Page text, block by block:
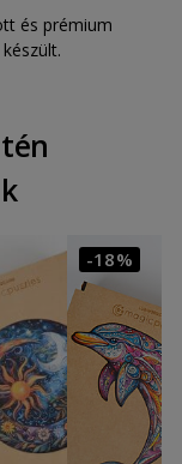
és prémium
-18%